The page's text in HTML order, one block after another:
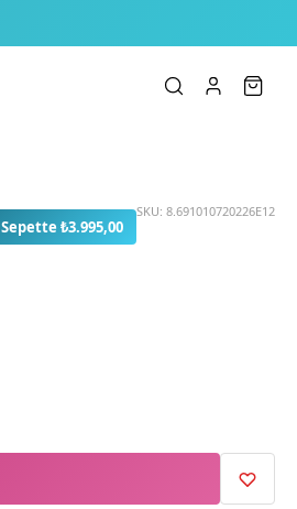
Sepette ₺3.995,00
SKU: 8.691010720226E12